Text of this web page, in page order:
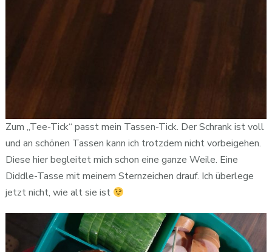
Zum „Tee-Tick“ passt mein Tassen-Tick. Der Schrank ist voll
und an schönen Tassen kann ich trotzdem nicht vorbeigehen.
Diese hier begleitet mich schon eine ganze Weile. Eine
Diddle-Tasse mit meinem Sternzeichen drauf. Ich überlege
jetzt nicht, wie alt sie ist